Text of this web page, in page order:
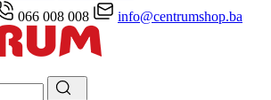
066 008 008 info@centrumshop.ba